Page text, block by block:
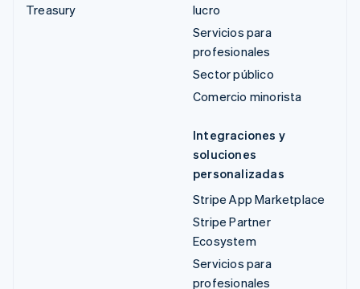
Treasury
lucro
Servicios para
profesionales
Sector público
Comercio minorista
Integraciones y
soluciones
personalizadas
Stripe App Marketplace
Stripe Partner
Ecosystem
Servicios para
profesionales